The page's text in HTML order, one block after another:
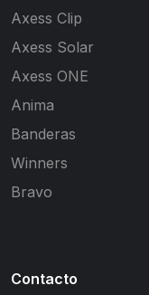
Axess Clip
Axess Solar
Axess ONE
Anima
Banderas
Winners
Bravo
Contacto